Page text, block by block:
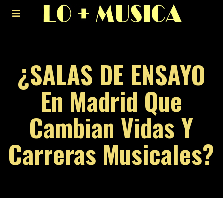
¿SALAS DE ENSAYO
En Madrid Que
Cambian Vidas Y
Carreras Musicales?